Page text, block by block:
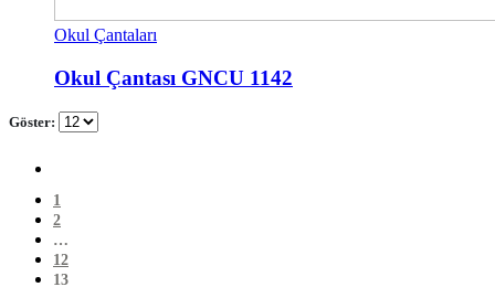
Okul Çantaları
Okul Çantası GNCU 1142
Göster:
1
2
…
12
13